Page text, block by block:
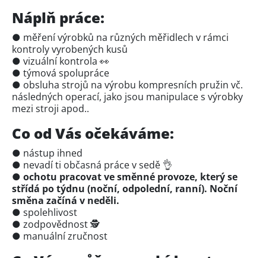
Náplň práce:
● měření výrobků na různých měřidlech v rámci
kontroly vyrobených kusů
● vizuální kontrola 👀
● týmová spolupráce
● obsluha strojů na výrobu kompresních pružin vč.
následných operací, jako jsou manipulace s výrobky
mezi stroji apod..
Co od Vás očekáváme:
● nástup ihned
● nevadí ti občasná práce v sedě 👌
● ochotu pracovat ve směnné provoze, který se
střídá po týdnu (noční, odpolední, ranní). Noční
směna začíná v neděli.
● spolehlivost
● zodpovědnost 🕵️
● manuální zručnost